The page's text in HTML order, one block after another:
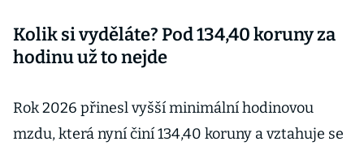
Kolik si vyděláte? Pod 134,40 koruny za
hodinu už to nejde
Rok 2026 přinesl vyšší minimální hodinovou
mzdu, která nyní činí 134,40 koruny a vztahuje se